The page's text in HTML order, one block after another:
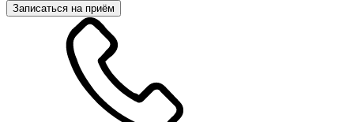
Записаться на приём